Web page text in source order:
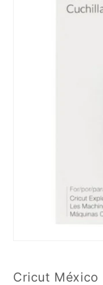
Cricut México